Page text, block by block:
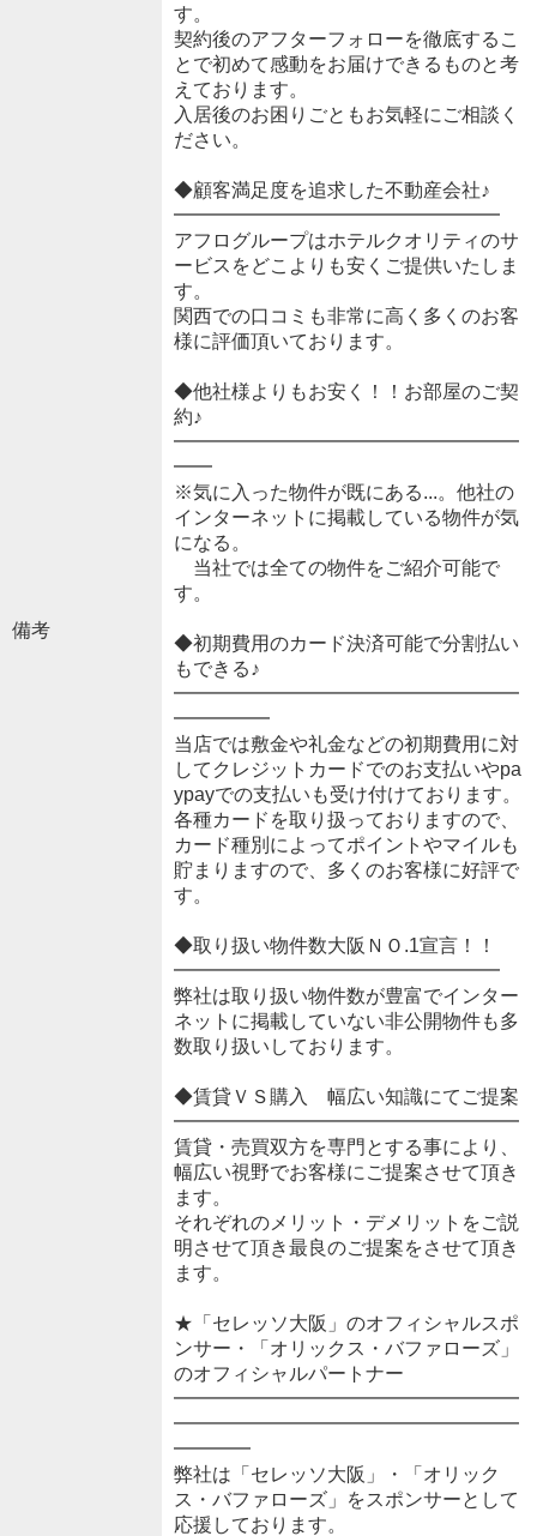
備考
す。
契約後のアフターフォローを徹底するこ
とで初めて感動をお届けできるものと考
えております。
入居後のお困りごともお気軽にご相談く
ださい。
◆顧客満足度を追求した不動産会社♪
━━━━━━━━━━━━━━━━━
アフログループはホテルクオリティのサ
ービスをどこよりも安くご提供いたしま
す。
関西での口コミも非常に高く多くのお客
様に評価頂いております。
◆他社様よりもお安く！！お部屋のご契
約♪
━━━━━━━━━━━━━━━━━━
━━
※気に入った物件が既にある...。他社の
インターネットに掲載している物件が気
になる。
当社では全ての物件をご紹介可能で
す。
◆初期費用のカード決済可能で分割払い
もできる♪
━━━━━━━━━━━━━━━━━━
━━━━━
当店では敷金や礼金などの初期費用に対
してクレジットカードでのお支払いやpa
ypayでの支払いも受け付けております。
各種カードを取り扱っておりますので、
カード種別によってポイントやマイルも
貯まりますので、多くのお客様に好評で
す。
◆取り扱い物件数大阪ＮＯ.1宣言！！
━━━━━━━━━━━━━━━━━
弊社は取り扱い物件数が豊富でインター
ネットに掲載していない非公開物件も多
数取り扱いしております。
◆賃貸ＶＳ購入 幅広い知識にてご提案
━━━━━━━━━━━━━━━━━━
賃貸・売買双方を専門とする事により、
幅広い視野でお客様にご提案させて頂き
ます。
それぞれのメリット・デメリットをご説
明させて頂き最良のご提案をさせて頂き
ます。
★「セレッソ大阪」のオフィシャルスポ
ンサー・「オリックス・バファローズ」
のオフィシャルパートナー
━━━━━━━━━━━━━━━━━━
━━━━━━━━━━━━━━━━━━
━━━━
弊社は「セレッソ大阪」・「オリック
ス・バファローズ」をスポンサーとして
応援しております。